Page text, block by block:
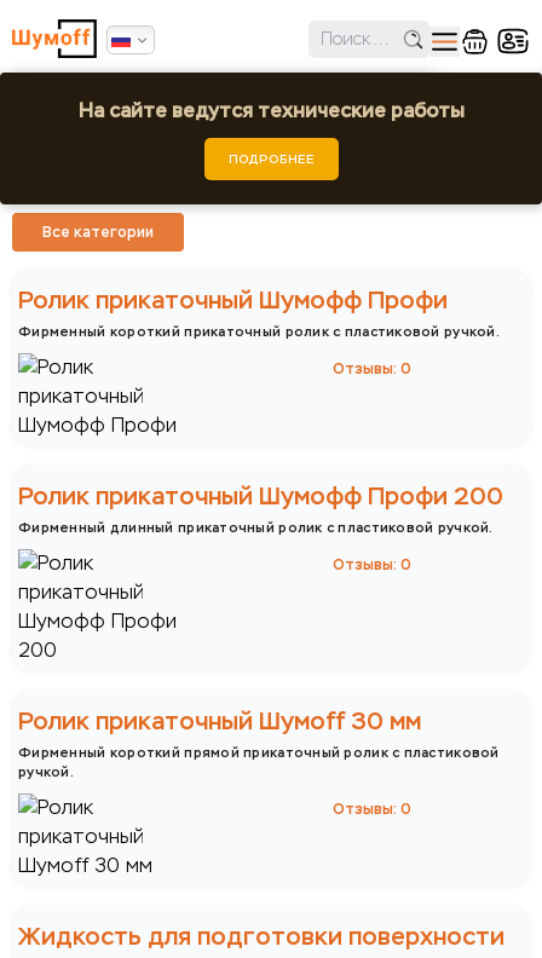
Ошибка поиска региона!
Выбрать город или регион
Инструменты
Все категории
Ролик прикаточный Шумофф Профи
Фирменный короткий прикаточный ролик с пластиковой ручкой.
Отзывы: 0
Ролик прикаточный Шумофф Профи 200
Фирменный длинный прикаточный ролик с пластиковой ручкой.
Отзывы: 0
Ролик прикаточный Шумоff 30 мм
Фирменный короткий прямой прикаточный ролик с пластиковой
ручкой.
Отзывы: 0
Жидкость для подготовки поверхности
На сайте ведутся технические работы
ПОДРОБНЕЕ